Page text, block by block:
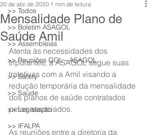
>> Todos
>> Boletim ASAGOL
>> Assembleias
>> Reuniões GOL - ASAGOL
>> Safety
>> Saúde
>> Legislação
>> IFALPA
Mensalidade Plano de
Saúde Amil
20 de abr. de 2020 1 min de leitura
Atenta às necessidades dos
tripulantes, a ASAGOL segue suas
tratativas com a Amil visando a
redução temporária da mensalidade
dos planos de saúde contratados
pelos associados.
As reuniões entre a diretoria da